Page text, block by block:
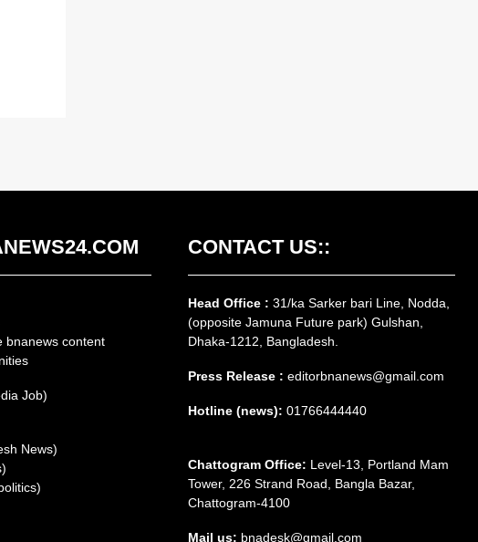
bnanews content
Job)
News)
CONTACT US::
Head Office : 31/ka Sarker bari Line, Nodda,
(opposite Jamuna Future park) Gulshan,
Dhaka-1212, Bangladesh.
Press Release : editorbnanews@gmail.com
Hotline (news): 01766444440
Chattogram Office: Level-13, Portland Mam
Tower, 226 Strand Road, Bangla Bazar,
Chattogram-4100
Mail us: bnadesk@gmail.com